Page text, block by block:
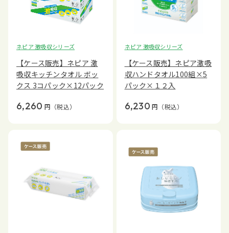
ネピア 激吸収シリーズ
【ケース販売】ネピア 激
吸収キッチンタオル ボッ
クス 3コパック×12パック
6,260 円 （税込）
ネピア 激吸収シリーズ
【ケース販売】ネピア激吸
収ハンドタオル100組×5
パック×１２入
6,230 円 （税込）